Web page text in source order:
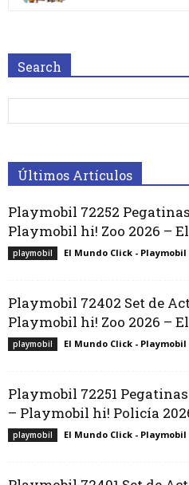
Search
Últimos Artículos
Playmobil 72252
Playmobil hi! Zoo 2026 –
playmobil El Mundo Click - Playmobil
Playmobil 72402 Set de
Playmobil hi! Zoo 2026 –
playmobil El Mundo Click - Playmobil
Playmobil 72251
– Playmobil hi! Policía
playmobil El Mundo Click - Playmobil